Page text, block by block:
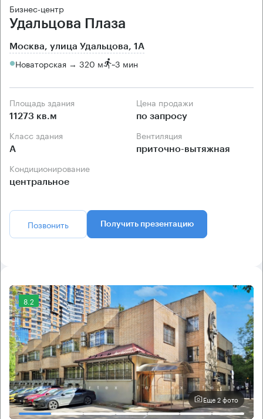
Бизнес-центр
Удальцова Плаза
Москва, улица Удальцова, 1А
Новаторская → 320 м ~3 мин
Площадь здания
11273 кв.м
Цена продажи
по запросу
Класс здания
А
Вентиляция
приточно-вытяжная
Кондиционирование
центральное
Позвонить Получить презентацию
8.2
Еще 2 фото